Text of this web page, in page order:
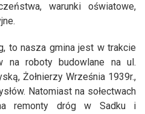
warunki oświatowe,
to nasza gmina jest w trakcie
na roboty budowlane na ul.
Żołnierzy Września 1939r.,
Natomiast na sołectwach
remonty dróg w Sadku i